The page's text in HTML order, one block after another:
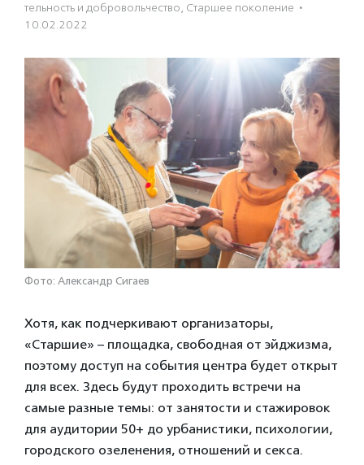
тель­ность и доброволь­чест­во, Старшее поколение ·
10.02.2022
Фото: Александр Сигаев
Хотя, как подчеркивают организаторы,
«Старшие» – площадка, свободная от эйджизма,
поэтому доступ на события центра будет открыт
для всех. Здесь будут проходить встречи на
самые разные темы: от занятости и стажировок
для аудитории 50+ до урбанистики, психологии,
городского озеленения, отношений и секса.